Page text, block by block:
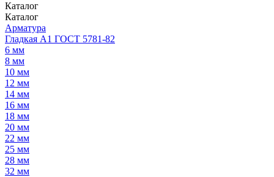
Каталог
Каталог
Арматура
Гладкая А1 ГОСТ 5781-82
6 мм
8 мм
10 мм
12 мм
14 мм
16 мм
18 мм
20 мм
22 мм
25 мм
28 мм
32 мм